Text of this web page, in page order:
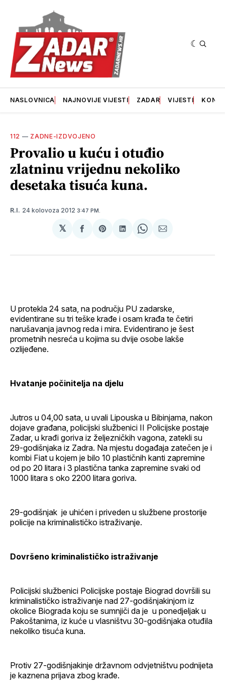
NASLOVNICA NAJNOVIJE VIJESTI ZADAR VIJESTI
112 — ZADNE-IZDVOJENO
Provalio u kuću i otuđio
zlatninu vrijednu nekoliko
desetaka tisuća kuna.
R.I. 24 kolovoza 2012 3:47 PM.
𝕏
podijeliSharepodijeliSharepodijeli
U protekla 24 sata, na području PU zadarske,
evidentirane su tri teške krađe i osam krađa te četiri
narušavanja javnog reda i mira. Evidentirano je šest
prometnih nesreća u kojima su dvije osobe lakše
ozlijeđene.
Hvatanje počinitelja na djelu
Jutros u 04,00 sata, u uvali Lipouska u Bibinjama, nakon
dojave građana, policijski službenici II Policijske postaje
Zadar, u krađi goriva iz željezničkih vagona, zatekli su
29-godišnjaka iz Zadra. Na mjestu događaja zatečen je i
kombi Fiat u kojem je bilo 10 plastičnih kanti zapremine
od po 20 litara i 3 plastična tanka zapremine svaki od
1000 litara s oko 2200 litara goriva.
29-godišnjak je uhićen i priveden u službene prostorije
policije na kriminalističko istraživanje.
Dovršeno kriminalističko istraživanje
Policijski službenici Policijske postaje Biograd dovršili su
kriminalističko istraživanje nad 27-godišnjakinjom iz
okolice Biograda koju se sumnjiči da je u ponedjeljak u
Pakoštanima, iz kuće u vlasništvu 30-godišnjaka otuđila
nekoliko tisuća kuna.
Protiv 27-godišnjakinje državnom odvjetništvu podnijeta
je kaznena prijava zbog krađe.